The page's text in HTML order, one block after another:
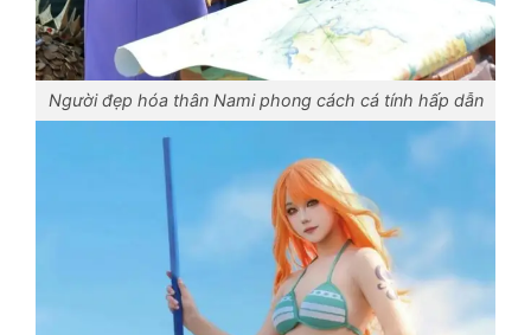
Người đẹp hóa thân Nami phong cách cá tính hấp dẫn